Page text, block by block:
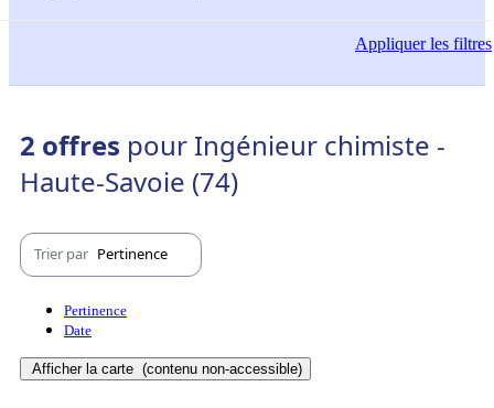
Appliquerles filtres
2 offres pour Ingénieur chimiste -
Haute-Savoie (74)
Trier par Pertinence
Pertinence
Date
Afficher la carte (contenu non-accessible)